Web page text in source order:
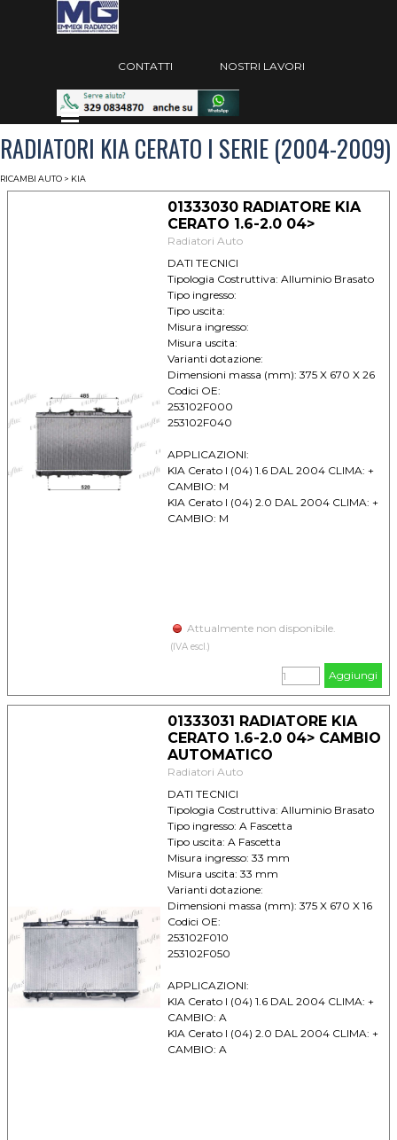
Vai ai contenuti
Salta menù
CONTATTI NOSTRI LAVORI
Salta menù
RADIATORI KIA CERATO I SERIE (2004-2009)
RICAMBI AUTO > KIA
01333030 RADIATORE KIA
CERATO 1.6-2.0 04>
Radiatori Auto
DATI TECNICI
Tipologia Costruttiva: Alluminio Brasato
Tipo ingresso:
Tipo uscita:
Misura ingresso:
Misura uscita:
Varianti dotazione:
Dimensioni massa (mm): 375 X 670 X 26
Codici OE:
253102F000
253102F040
APPLICAZIONI:
KIA Cerato I (04) 1.6 DAL 2004 CLIMA: +
CAMBIO: M
KIA Cerato I (04) 2.0 DAL 2004 CLIMA: +
CAMBIO: M
Attualmente non disponibile.
(IVA escl.)
Aggiungi
01333031 RADIATORE KIA
CERATO 1.6-2.0 04> CAMBIO
AUTOMATICO
Radiatori Auto
DATI TECNICI
Tipologia Costruttiva: Alluminio Brasato
Tipo ingresso: A Fascetta
Tipo uscita: A Fascetta
Misura ingresso: 33 mm
Misura uscita: 33 mm
Varianti dotazione:
Dimensioni massa (mm): 375 X 670 X 16
Codici OE:
253102F010
253102F050
APPLICAZIONI:
KIA Cerato I (04) 1.6 DAL 2004 CLIMA: +
CAMBIO: A
KIA Cerato I (04) 2.0 DAL 2004 CLIMA: +
CAMBIO: A